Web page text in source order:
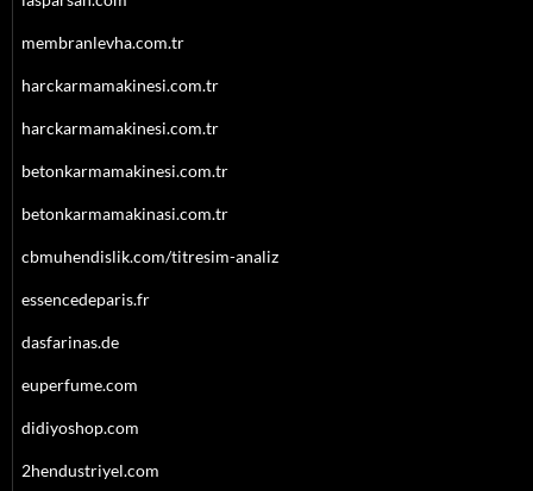
membranlevha.com.tr
harckarmamakinesi.com.tr
harckarmamakinesi.com.tr
betonkarmamakinesi.com.tr
betonkarmamakinasi.com.tr
cbmuhendislik.com/titresim-analiz
essencedeparis.fr
dasfarinas.de
euperfume.com
didiyoshop.com
2hendustriyel.com